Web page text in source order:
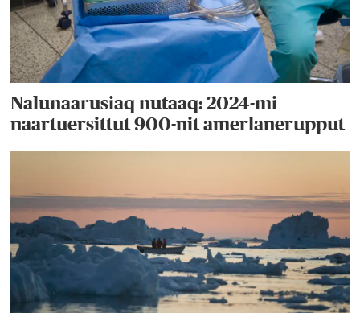
Nalunaarusiaq nutaaq: 2024-mi
naartuersittut 900-nit amerlanerupput